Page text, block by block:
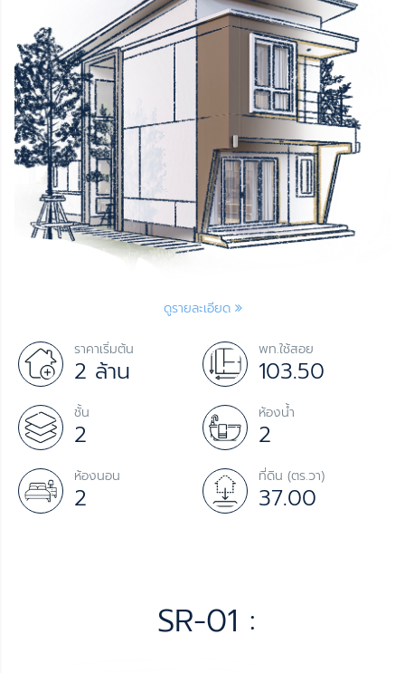
ดูรายละเอียด
ราคาเริ่มต้น
2 ล้าน
พท.ใช้สอย
103.50
ชั้น
2
ห้องน้ำ
2
ห้องนอน
2
ที่ดิน (ตร.วา)
37.00
SR-01 :